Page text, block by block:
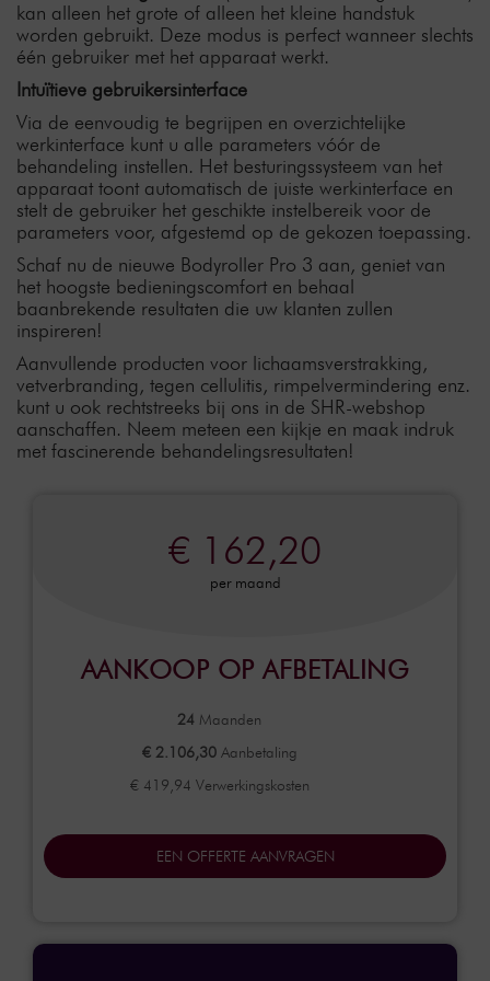
kan alleen het grote of alleen het kleine handstuk
worden gebruikt. Deze modus is perfect wanneer slechts
één gebruiker met het apparaat werkt.
Intuïtieve gebruikersinterface
Via de eenvoudig te begrijpen en overzichtelijke
werkinterface kunt u alle parameters vóór de
behandeling instellen. Het besturingssysteem van het
apparaat toont automatisch de juiste werkinterface en
stelt de gebruiker het geschikte instelbereik voor de
parameters voor, afgestemd op de gekozen toepassing.
Schaf nu de nieuwe Bodyroller Pro 3 aan, geniet van
het hoogste bedieningscomfort en behaal
baanbrekende resultaten die uw klanten zullen
inspireren!
Aanvullende producten voor lichaamsverstrakking,
vetverbranding, tegen cellulitis, rimpelvermindering enz.
kunt u ook rechtstreeks bij ons in de SHR-webshop
aanschaffen. Neem meteen een kijkje en maak indruk
met fascinerende behandelingsresultaten!
€ 162,20
per maand
AANKOOP OP AFBETALING
24 Maanden
€ 2.106,30Aanbetaling
€ 419,94 Verwerkingskosten
EEN OFFERTE AANVRAGEN